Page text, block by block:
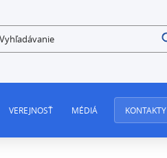
VEREJNOSŤ MÉDIÁ KONTAKTY